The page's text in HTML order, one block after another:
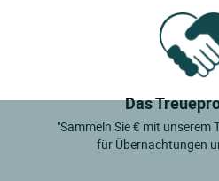
Das
"Sammeln Sie € mit unserem
für Übernachtungen